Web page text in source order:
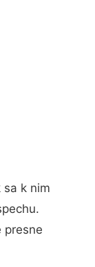
k nim
presne